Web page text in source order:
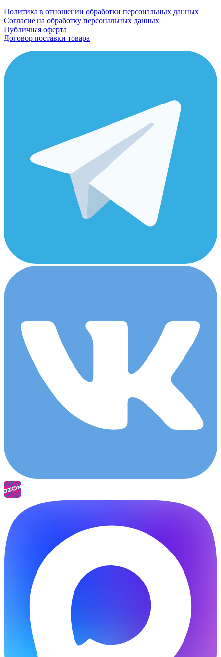
Политика в отношении обработки персональных данных
Согласие на обработку персональных данных
Публичная оферта
Договор поставки товара